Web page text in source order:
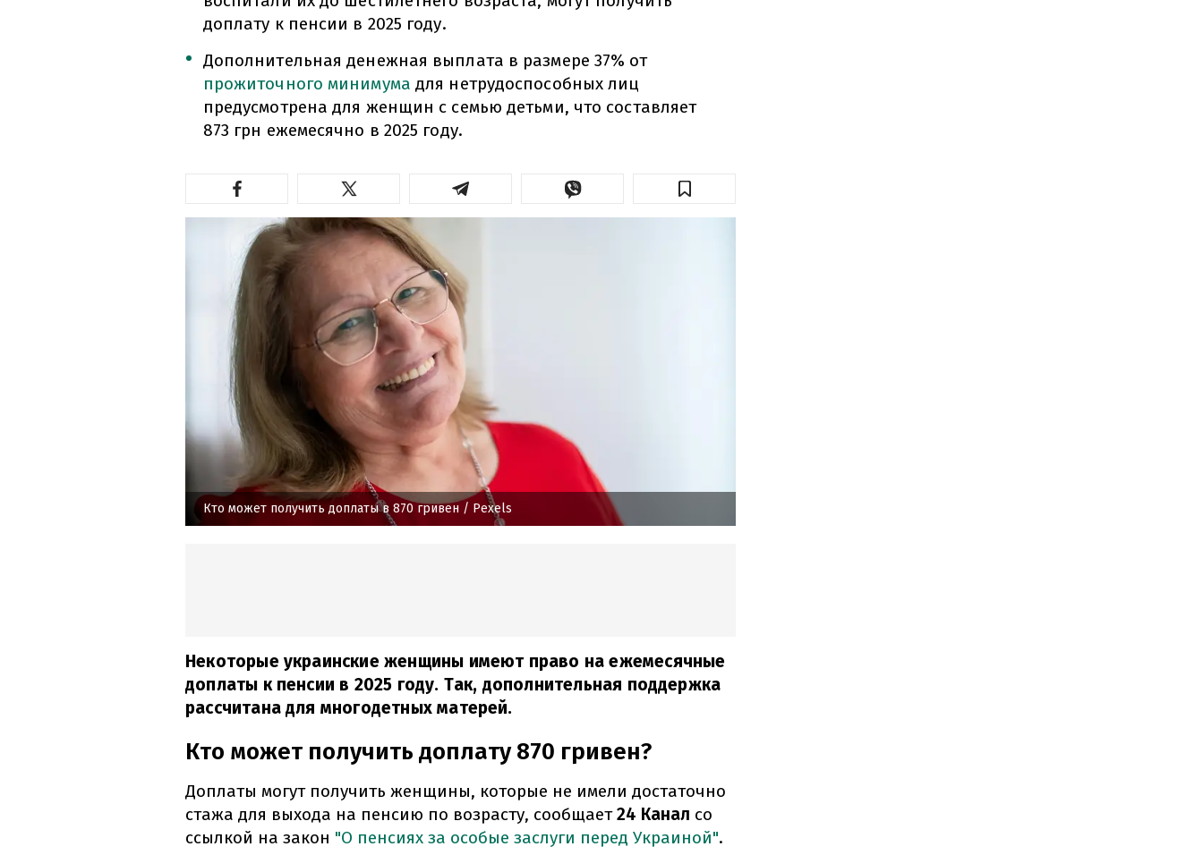
доплату к пенсии в 2025 году.
Дополнительная денежная выплата в размере 37% от
прожиточного минимума для нетрудоспособных лиц
предусмотрена для женщин с семью детьми, что составляет
873 грн ежемесячно в 2025 году.
Кто может получить доплаты в 870 гривен / Рexels
Некоторые украинские женщины имеют право на ежемесячные
доплаты к пенсии в 2025 году. Так, дополнительная поддержка
рассчитана для многодетных матерей.
Кто может получить доплату 870 гривен?
Доплаты могут получить женщины, которые не имели достаточно
стажа для выхода на пенсию по возрасту, сообщает24 Канал со
ссылкой на закон "О пенсиях за особые заслуги перед Украиной".